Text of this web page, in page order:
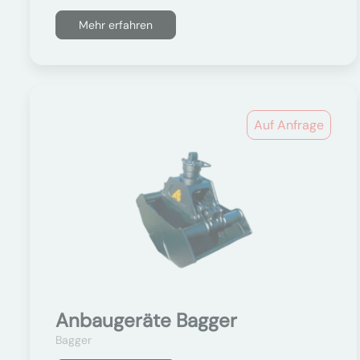
Mehr erfahren
Auf Anfrage
Anbaugeräte Bagger
Bagger